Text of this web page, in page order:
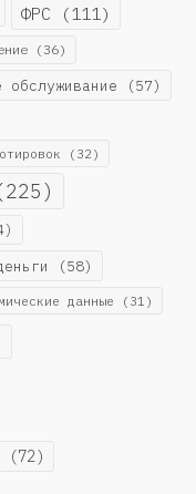
ФРС (111)
(36)
обслуживание (57)
(32)
(58)
данные (31)
(72)